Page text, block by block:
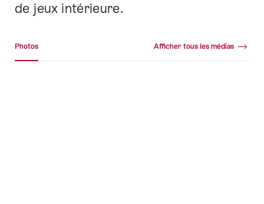
de jeux intérieure.
Photos Afficher tous les médias